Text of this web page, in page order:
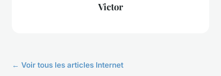
Victor
← Voir tous les articles Internet